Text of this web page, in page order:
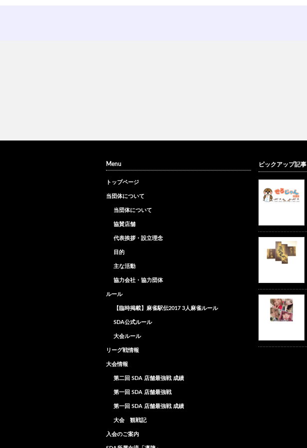
Menu
トップページ
当団体について
当団体について
協賛店舗
代表挨拶・設立理念
目的
主な活動
協力会社・協力団体
ルール
【臨時掲載】麻雀駅伝2017 3人麻雀ルール
SDA公式ルール
大会ルール
リーグ戦情報
大会情報
第二回 SDA 店舗最強戦 成績
第一回 SDA 店舗最強戦
第一回 SDA 店舗最強戦 成績
大会 観戦記
入会のご案内
ピックアップ記事